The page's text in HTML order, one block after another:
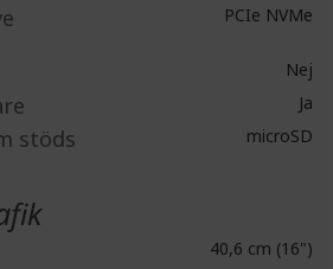
PCIe NVMe
Nej
Ja
stöds microSD
40,6 cm (16")